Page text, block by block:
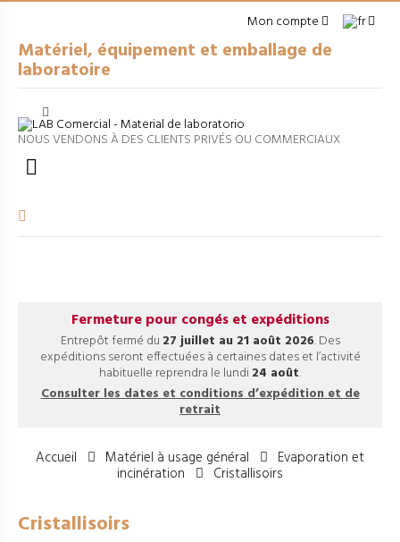
Mon compte
Matériel, équipement et emballage de
laboratoire
Cerrar
arrow_right
MATÉRIEL À USAGE GÉNÉRAL
arrow_right
arrow_right
NOUS VENDONS À DES CLIENTS PRIVÉS OU COMMERCIAUX

Fermeture pour congés et expéditions
Entrepôt fermé du 27 juillet au 21 août 2026. Des
expéditions seront effectuées à certaines dates et l’activité
habituelle reprendra le lundi 24 août.
Consulter les dates et conditions d’expédition et de
retrait
Accueil Matériel à usage général Evaporation et
incinération Cristallisoirs
Cristallisoirs